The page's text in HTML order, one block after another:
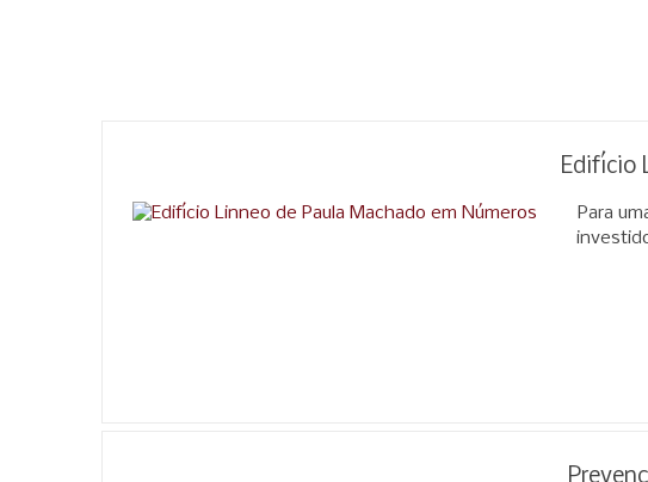
Edifício
Para